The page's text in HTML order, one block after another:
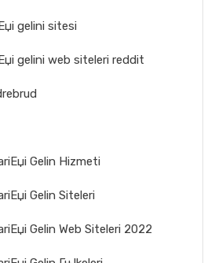
gelini sitesi
gelini web siteleri reddit
Gelin Hizmeti
Gelin Siteleri
Gelin Web Siteleri 2022